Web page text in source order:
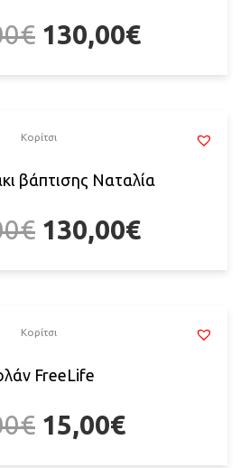
€ 130,00€
Κορίτσι
βάπτισης Ναταλία
€ 130,00€
Κορίτσι
FreeLife
€ 15,00€